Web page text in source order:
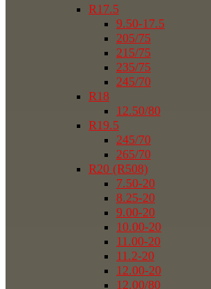
R17.5
9.50-17.5
205/75
215/75
235/75
245/70
R18
12.50/80
R19.5
245/70
265/70
R20 (R508)
7.50-20
8.25-20
9.00-20
10.00-20
11.00-20
11.2-20
12.00-20
12.00/80